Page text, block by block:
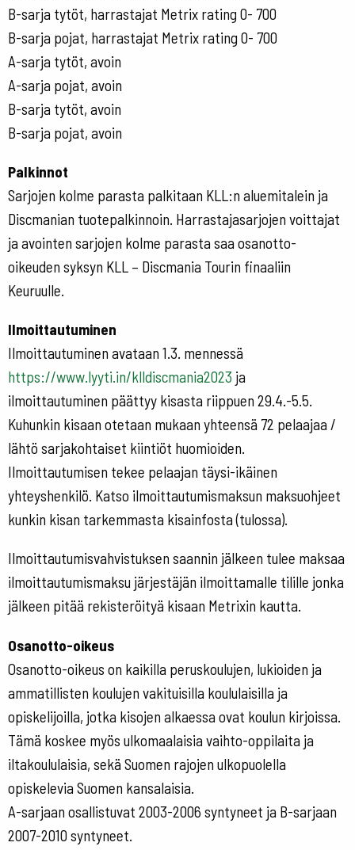
B-sarja tytöt, harrastajat Metrix rating 0- 700
B-sarja pojat, harrastajat Metrix rating 0- 700
A-sarja tytöt, avoin
A-sarja pojat, avoin
B-sarja tytöt, avoin
B-sarja pojat, avoin
Palkinnot
Sarjojen kolme parasta palkitaan KLL:n aluemitalein ja
Discmanian tuotepalkinnoin. Harrastajasarjojen voittajat
ja avointen sarjojen kolme parasta saa osanotto-
oikeuden syksyn KLL – Discmania Tourin finaaliin
Keuruulle.
Ilmoittautuminen
Ilmoittautuminen avataan 1.3. mennessä
https://www.lyyti.in/klldiscmania2023 ja
ilmoittautuminen päättyy kisasta riippuen 29.4.-5.5.
Kuhunkin kisaan otetaan mukaan yhteensä 72 pelaajaa /
lähtö sarjakohtaiset kiintiöt huomioiden.
Ilmoittautumisen tekee pelaajan täysi-ikäinen
yhteyshenkilö. Katso ilmoittautumismaksun maksuohjeet
kunkin kisan tarkemmasta kisainfosta (tulossa).
Ilmoittautumisvahvistuksen saannin jälkeen tulee maksaa
ilmoittautumismaksu järjestäjän ilmoittamalle tilille jonka
jälkeen pitää rekisteröityä kisaan Metrixin kautta.
Osanotto-oikeus
Osanotto-oikeus on kaikilla peruskoulujen, lukioiden ja
ammatillisten koulujen vakituisilla koululaisilla ja
opiskelijoilla, jotka kisojen alkaessa ovat koulun kirjoissa.
Tämä koskee myös ulkomaalaisia vaihto-oppilaita ja
iltakoululaisia, sekä Suomen rajojen ulkopuolella
opiskelevia Suomen kansalaisia.
A-sarjaan osallistuvat 2003-2006 syntyneet ja B-sarjaan
2007-2010 syntyneet.